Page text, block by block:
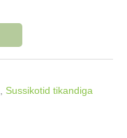
Sussikotid tikandiga